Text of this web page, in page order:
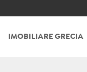
IMOBILIARE GRECIA